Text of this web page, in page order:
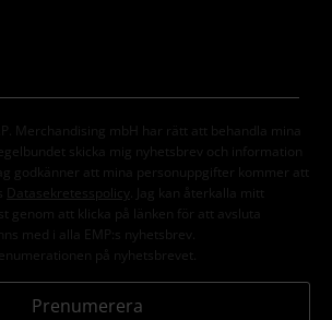
Merchandising mbH har rätt att behandla mina
skicka mig nyhetsbrev och information
godkänner att mina personuppgifter kommer att
Datasekretesspolicy
. Jag kan återkalla mitt
genom att klicka på länken för att avsluta
med i alla EMP:s nyhetsbrev.
på nyhetsbrevet.
Prenumerera